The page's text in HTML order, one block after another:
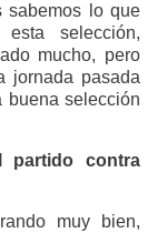
sabemos lo que
selección,
mucho, pero
jornada pasada
buena selección
partido contra
muy bien,